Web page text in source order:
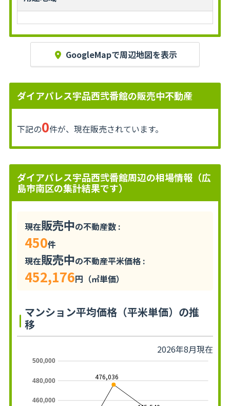
GoogleMapで周辺地図を表示
ダイアパレス宇品西弐番館の販売中不動産
下記の0件が、現在販売されています。
ダイアパレス宇品西弐番館周辺の相場情報（広
島市南区の集計結果です）
現在販売中の不動産数 :
450件
現在販売中の不動産平米価格 :
452,176円（㎡単価）
マンション平均価格（平米単価）の推
移
2026年8月現在
460,000
480,000
500,000
476,036